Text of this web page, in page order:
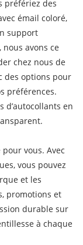
préfériez des
émail coloré,
support
avons ce
chez nous de
des options pour
préférences.
d’autocollants en
vous. Avec
vous pouvez
et les
promotions et
durable sur
à chaque